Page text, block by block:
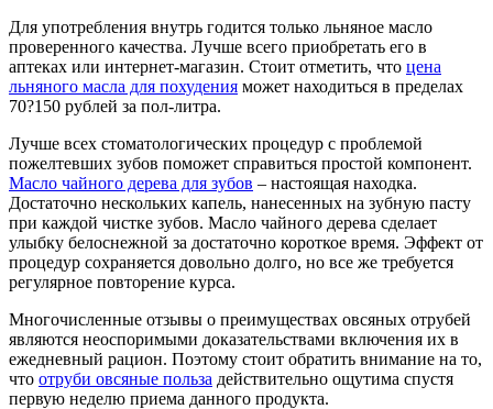
Для употребления внутрь годится только льняное масло
проверенного качества. Лучше всего приобретать его в
аптеках или интернет-магазин. Стоит отметить, что цена
льняного масла для похудения может находиться в пределах
70?150 рублей за пол-литра.
Лучше всех стоматологических процедур с проблемой
пожелтевших зубов поможет справиться простой компонент.
Масло чайного дерева для зубов – настоящая находка.
Достаточно нескольких капель, нанесенных на зубную пасту
при каждой чистке зубов. Масло чайного дерева сделает
улыбку белоснежной за достаточно короткое время. Эффект от
процедур сохраняется довольно долго, но все же требуется
регулярное повторение курса.
Многочисленные отзывы о преимуществах овсяных отрубей
являются неоспоримыми доказательствами включения их в
ежедневный рацион. Поэтому стоит обратить внимание на то,
что отруби овсяные польза действительно ощутима спустя
первую неделю приема данного продукта.